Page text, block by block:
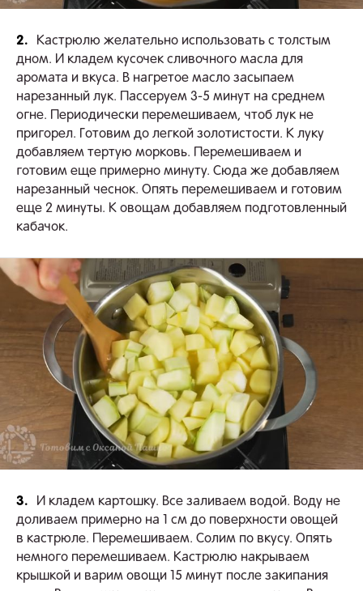
2.
Кастрюлю желательно использовать с толстым
дном. И кладем кусочек сливочного масла для
аромата и вкуса. В нагретое масло засыпаем
нарезанный лук. Пассеруем 3-5 минут на среднем
огне. Периодически перемешиваем, чтоб лук не
пригорел. Готовим до легкой золотистости. К луку
добавляем тертую морковь. Перемешиваем и
готовим еще примерно минуту. Сюда же добавляем
нарезанный чеснок. Опять перемешиваем и готовим
еще 2 минуты. К овощам добавляем подготовленный
кабачок.
3.
И кладем картошку. Все заливаем водой. Воду не
доливаем примерно на 1 см до поверхности овощей
в кастрюле. Перемешиваем. Солим по вкусу. Опять
немного перемешиваем. Кастрюлю накрываем
крышкой и варим овощи 15 минут после закипания